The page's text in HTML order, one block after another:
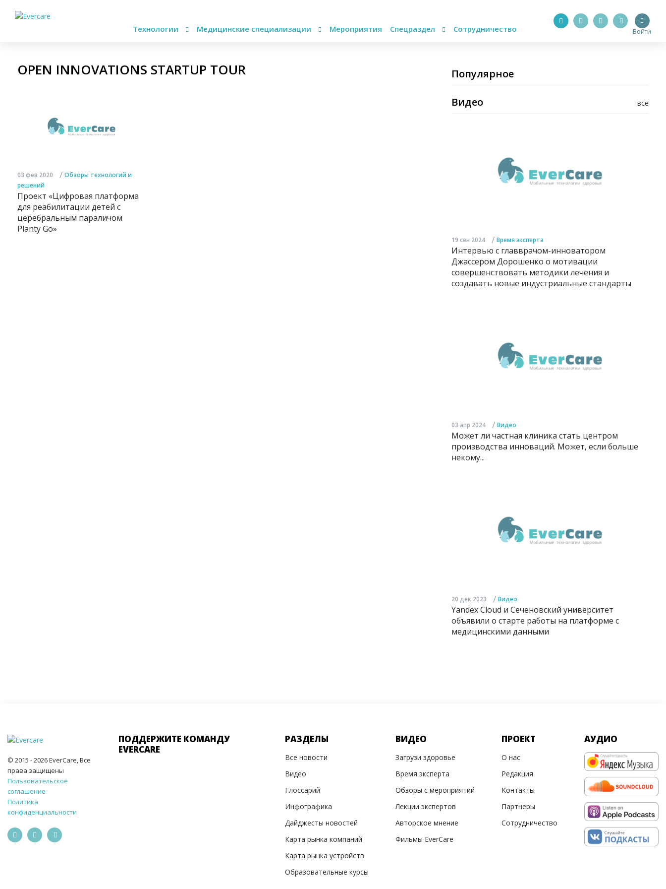
Технологии Медицинские специализации Мероприятия Спецраздел Сотрудничество Войти
OPEN INNOVATIONS STARTUP TOUR
03 фев 2020 / Обзоры технологий и
решений
Проект «Цифровая платформа
для реабилитации детей с
церебральным параличом
Planty Go»
Популярное
все
Видео
19 сен 2024 / Время эксперта
Интервью с главврачом-инноватором
Джассером Дорошенко о мотивации
совершенствовать методики лечения и
создавать новые индустриальные стандарты
03 апр 2024 / Видео
Может ли частная клиника стать центром
производства инноваций. Может, если больше
некому...
20 дек 2023 / Видео
Yandex Cloud и Сеченовский университет
объявили о старте работы на платформе с
медицинскими данными
© 2015 - 2026 EverCare, Все
права защищены
Пользовательское
соглашение
Политика
конфиденциальности
ПОДДЕРЖИТЕ КОМАНДУ
EVERCARE
РАЗДЕЛЫ
Все новости
Видео
Глоссарий
Инфографика
Дайджесты новостей
Карта рынка компаний
Карта рынка устройств
Образовательные курсы
ВИДЕО
Загрузи здоровье
Время эксперта
Обзоры с мероприятий
Лекции экспертов
Авторское мнение
Фильмы EverCare
ПРОЕКТ
О нас
Редакция
Контакты
Партнеры
Сотрудничество
АУДИО